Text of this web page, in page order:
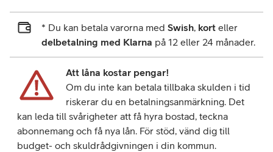
* Du kan betala varorna med Swish, kort eller
delbetalning med Klarna på 12 eller 24 månader.
Att låna kostar pengar!
Om du inte kan betala tillbaka skulden i tid
riskerar du en betalningsanmärkning. Det
kan leda till svårigheter att få hyra bostad, teckna
abonnemang och få nya lån. För stöd, vänd dig till
budget- och skuldrådgivningen i din kommun.